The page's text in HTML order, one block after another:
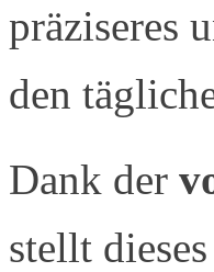
präziseres
den
Dank der
stellt